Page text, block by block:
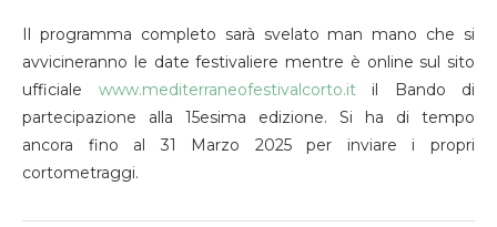
Il programma completo sarà svelato man mano che si
avvicineranno le date festivaliere mentre è online sul sito
ufficiale www.mediterraneofestivalcorto.itil Bando di
partecipazione alla 15esima edizione. Si ha di tempo
ancora fino al 31 Marzo 2025 per inviare i propri
cortometraggi.